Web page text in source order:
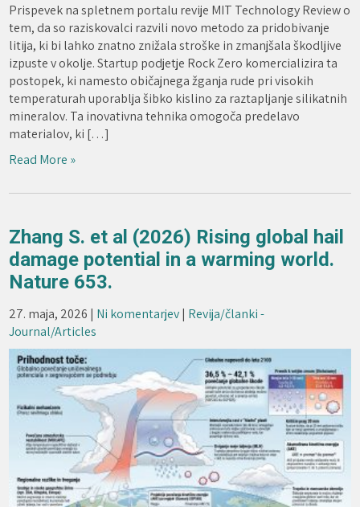
Prispevek na spletnem portalu revije MIT Technology Review o
tem, da so raziskovalci razvili novo metodo za pridobivanje
litija, ki bi lahko znatno znižala stroške in zmanjšala škodljive
izpuste v okolje. Startup podjetje Rock Zero komercializira ta
postopek, ki namesto običajnega žganja rude pri visokih
temperaturah uporablja šibko kislino za raztapljanje silikatnih
mineralov. Ta inovativna tehnika omogoča predelavo
materialov, ki […]
Read More »
Zhang S. et al (2026) Rising global hail
damage potential in a warming world.
Nature 653.
27. maja, 2026 | Ni komentarjev| Revija/članki -
Journal/Articles